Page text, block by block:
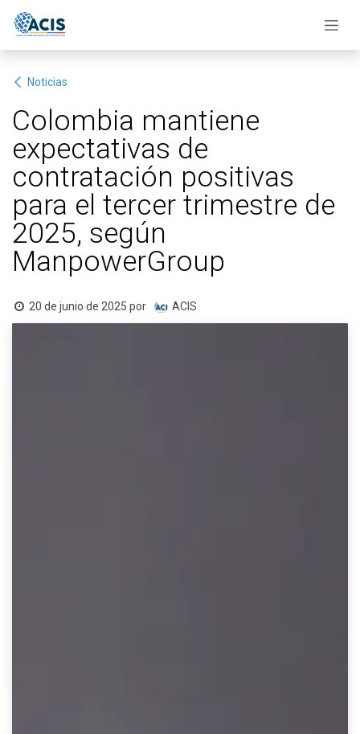
Noticias
Colombia mantiene
expectativas de
contratación positivas
para el tercer trimestre de
2025, según
ManpowerGroup
20 de junio de 2025 por ACIS